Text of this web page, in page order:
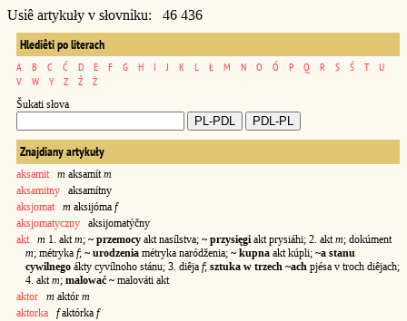
Usiê artykuły v słovniku: 46 436
Hlediêti po literach
A B C Ć D E F G H I J K L Ł M N O Ó P Q R S Ś T
U
V
W Y Z Ź Ż
Šukati słova
Znajdiany artykuły
aksamit m aksamít m
aksamitny aksamítny
aksjomat
m aksijóma f
aksjomatyczny aksijomatýčny
akt
m 1. akt m; ~ przemocy akt nasílstva; ~ przysięgi akt prysiáhi; 2. akt m; dokúment
m; métryka f; ~ urodzenia métryka naródženia; ~ kupna akt kúpli; ~a stanu
cywilnego ákty cyvílnoho stánu; 3. diêja f; sztuka w trzech ~ach pjésa v troch diêjach;
4. akt m; malować ~ malováti akt
aktor
m aktór m
aktorka
faktórka f